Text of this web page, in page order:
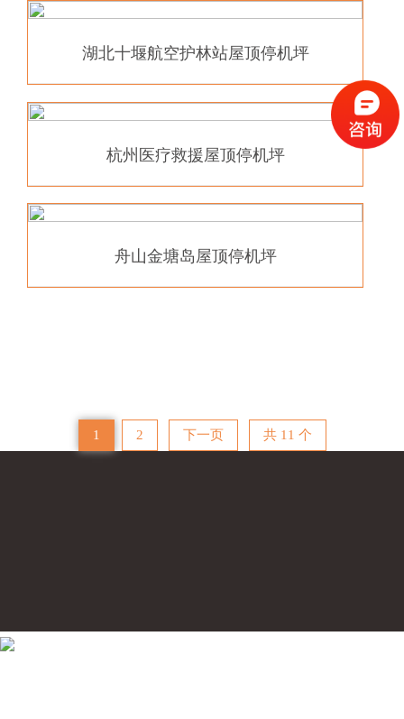
湖北十堰航空护林站屋顶停机坪
杭州医疗救援屋顶停机坪
舟山金塘岛屋顶停机坪
1 2 下一页 共 11 个